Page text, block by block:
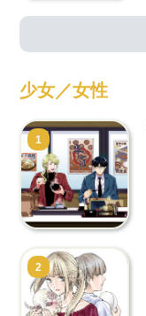
少女／女性
1
2